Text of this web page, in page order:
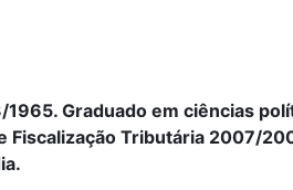
Graduado em ciências
Fiscalização Tributária 2007/